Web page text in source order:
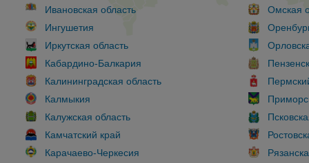
Ивановская область
Ингушетия
Иркутская область
Кабардино-Балкария
Калининградская область
Калмыкия
Калужская область
Камчатский край
Карачаево-Черкесия
Омская